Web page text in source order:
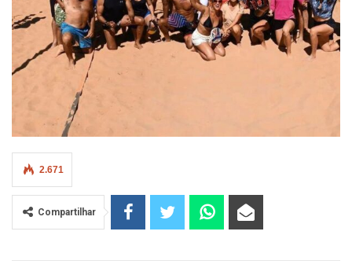
2.671
Compartilhar